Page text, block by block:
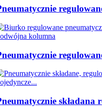
składana